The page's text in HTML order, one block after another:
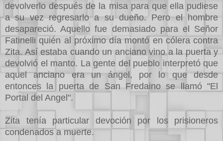
devolverlo después de la misa para que ella pudiese
a su vez regresarlo a su dueño. Pero el hombre
desapareció. Aquello fue demasiado para el Señor
Fatinelli quién al próximo día montó en cólera contra
Zita. Así estaba cuando un anciano vino a la puerta y
devolvió el manto. La gente del pueblo interpretó que
aquel anciano era un ángel, por lo que desde
entonces la puerta de San Fredaino se llamó "El
Portal del Angel".
Zita tenía particular devoción por los prisioneros
condenados a muerte.